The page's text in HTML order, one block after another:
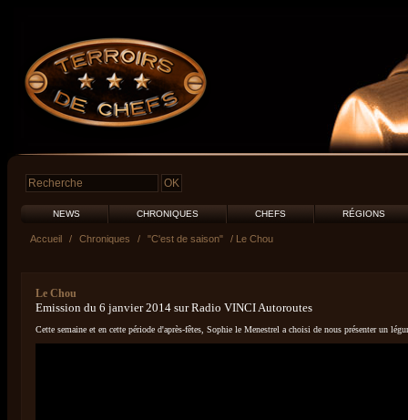
NEWS CHRONIQUES CHEFS RÉGIONS
Accueil / Chroniques / "C'est de saison" / Le Chou
Le Chou
Emission du 6 janvier 2014 sur Radio VINCI Autoroutes
Cette semaine et en cette période d'après-fêtes, Sophie le Menestrel a choisi de nous présenter un